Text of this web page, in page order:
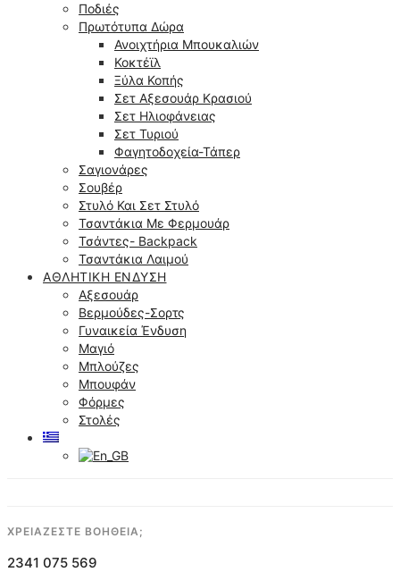
Ποδιές
Πρωτότυπα Δώρα
Ανοιχτήρια Μπουκαλιών
Κοκτέϊλ
Ξύλα Κοπής
Σετ Αξεσουάρ Κρασιού
Σετ Ηλιοφάνειας
Σετ Τυριού
Φαγητοδοχεία-Τάπερ
Σαγιονάρες
Σουβέρ
Στυλό Και Σετ Στυλό
Τσαντάκια Με Φερμουάρ
Τσάντες- Backpack
Τσαντάκια Λαιμού
ΑΘΛΗΤΙΚΉ ΈΝΔΥΣΗ
Αξεσουάρ
Βερμούδες-Σορτς
Γυναικεία Ένδυση
Μαγιό
Μπλούζες
Μπουφάν
Φόρμες
Στολές
ΧΡΕΙΑΖΕΣΤΕ ΒΟΗΘΕΙΑ;
2341 075 569